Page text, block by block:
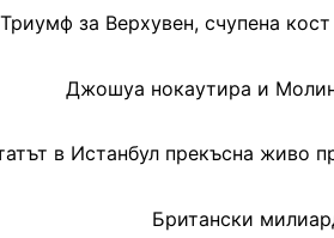
Триумф за Верхувен, счупена
Джошуа нокаутира и
в Истанбул прекъсна живо
Британски